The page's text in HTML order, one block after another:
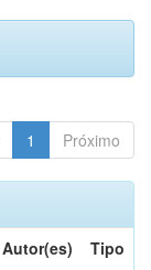
1 Próximo
Autor(es) Tipo